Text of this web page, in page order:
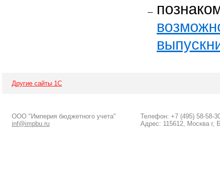
Другие сайты 1С
ООО "Империя бюджетного учета"
inf@impbu.ru
Телефон: +7 (495) 58-58-
Адрес: 115612, Москва г,